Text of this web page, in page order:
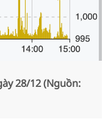
28/12 (Nguồn: